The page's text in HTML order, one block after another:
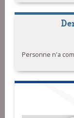
Personne n'a